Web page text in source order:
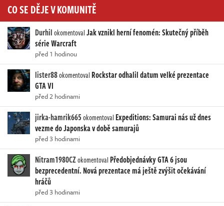
CO SE DĚJE V KOMUNITĚ
DurhilokomentovalJak vznikl herní fenomén: Skutečný příběh
série Warcraft
před 1 hodinou
lister88okomentoval Rockstar odhalil datum velké prezentace
GTA VI
před 2 hodinami
jirka-hamrik665okomentoval Expeditions: Samurai nás už dnes
vezme do Japonska v době samurajů
před 3 hodinami
Nitram1980CZokomentoval Předobjednávky GTA 6 jsou
bezprecedentní. Nová prezentace má ještě zvýšit očekávání
hráčů
před 3 hodinami